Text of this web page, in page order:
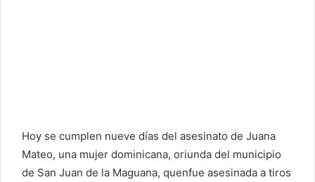
Hoy se cumplen nueve días del asesinato de Juana
Mateo, una mujer dominicana, oriunda del municipio
de San Juan de la Maguana, quenfue asesinada a tiros